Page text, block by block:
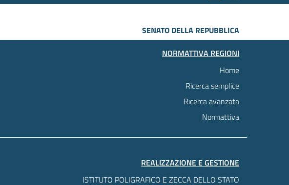
SENATO DELLA REPUBBLICA
NORMATTIVA REGIONI
Home
Ricerca semplice
Ricerca avanzata
Normattiva
REALIZZAZIONE E GESTIONE
ISTITUTO POLIGRAFICO E ZECCA DELLO STATO